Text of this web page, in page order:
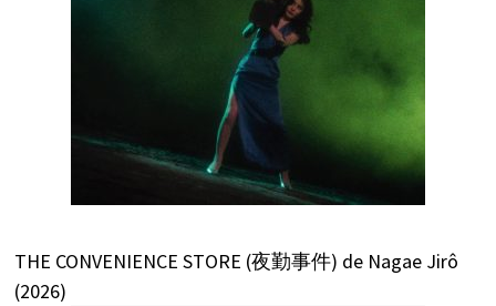
THE CONVENIENCE STORE (夜勤事件) de Nagae Jirô
(2026)